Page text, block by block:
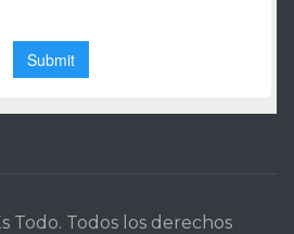
Todo. Todos los derechos